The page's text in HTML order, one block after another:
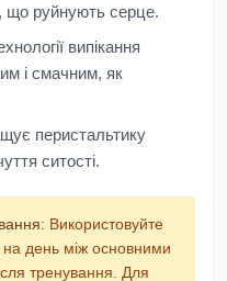
що руйнують серце.
випікання
і смачним, як
перистальтику
ситості.
Використовуйте
день між основними
тренування. Для